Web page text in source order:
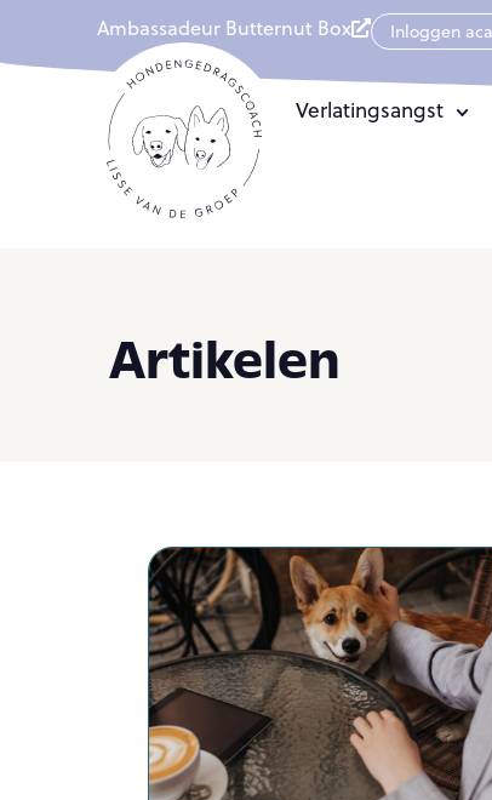
Ambassadeur Butternut Box Inloggen
Verlatingsangst
Artikelen